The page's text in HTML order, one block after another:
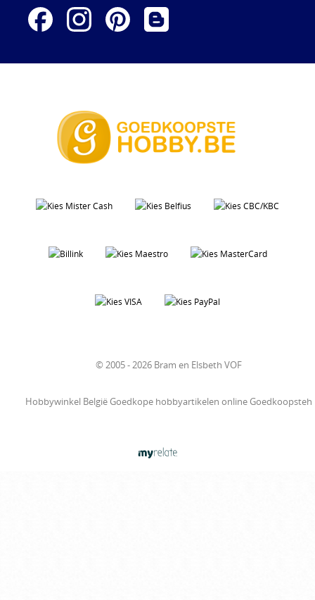
© 2005 - 2026 Bram en Elsbeth VOF
Hobbywinkel België Goedkope hobbyartikelen online Goedkoopsteh